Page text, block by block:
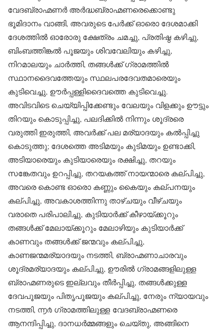
വേദബ്രാഹ്മണർ അർദ്ധബ്രാഹ്മണരെക്കൊണ്ടു
ഭൂമിദാനം വാങ്ങി, അവരുടെ പേർക്ക് ഓരൊ ദേശമാക്കി
ദേശത്തിൽ ഓരോരു ക്ഷേത്രം ചമച്ചു, പ്രതിഷ്ഠ കഴിച്ചു,
ബിംബത്തിങ്കൽ പൂജയും ശിവവേലിയും കഴിച്ചു,
നിറമാലയും ചാർത്തി, തങ്ങൾക്ക് ഗ്രാമത്തിൽ
സ്ഥാനദൈവത്തേയും സ്ഥലപരദേവതമാരെയും
കുടിവെച്ചു, ഊർപ്പള്ളിദൈവത്തെ കുടിവെച്ചു.
അവിടവിടെ ചെയ്യിപ്പിക്കേണ്ടും വേലയും വിളക്കും ഊട്ടും
തിറയും കൊടുപ്പിച്ചു, പലദിക്കിൽ നിന്നും ശൂദ്രരെ
വരുത്തി ഇരുത്തി, അവർക്ക് പല മര്യാദയും കൽ‌പ്പിച്ചു
കൊടുത്തു; ദേശത്തെ അടിമയും കുടിമയും ഉണ്ടാക്കി,
അടിയാരെയും കുടിയാരെയും രക്ഷിച്ചു, തറയും
സങ്കേതവും ഉറപ്പിച്ചു, തറയകത്ത് നായന്മാരെ കല്പിച്ചു,
അവരെ കൊണ്ട ഓരൊ കണ്ണും കൈയും കല്പനയും
കല്പിച്ചു, അവകാശത്തിന്നു താഴ്ചയും വീഴ്ചയും
വരാതെ പരിപാലിച്ചു, കുടിയാർക്ക് കീഴായ്ക്കൂറും
തങ്ങൾക്ക് മേലായ്ക്കൂറും മേലാഴിയും കുടിയാർക്ക്
കാണവും തങ്ങൾക്ക് ജന്മവും കല്പിച്ചു,
കാണജന്മമര്യാദയും നടത്തി, ബ്രാഹ്മണാചാരവും
ശൂദ്രമര്യാദയും കല്പിച്ചു, ഊരിൽ ഗ്രാമങ്ങളിലുള്ള
ബ്രാഹ്മണരുടെ ഇല്ലവും തീർപ്പിച്ചു, തങ്ങൾക്കുള്ള
ദേവപൂജയും പിതൃപൂജയും കല്പിച്ചു, നേരും ന്യായവും
നടത്തി, ൬൪ ഗ്രാമത്തിലുള്ള വേദബ്രാഹ്മണരെ
ആനന്ദിപ്പിച്ചു, ദാനധർമ്മങ്ങളും ചെയ്തു, അങ്ങിനെ